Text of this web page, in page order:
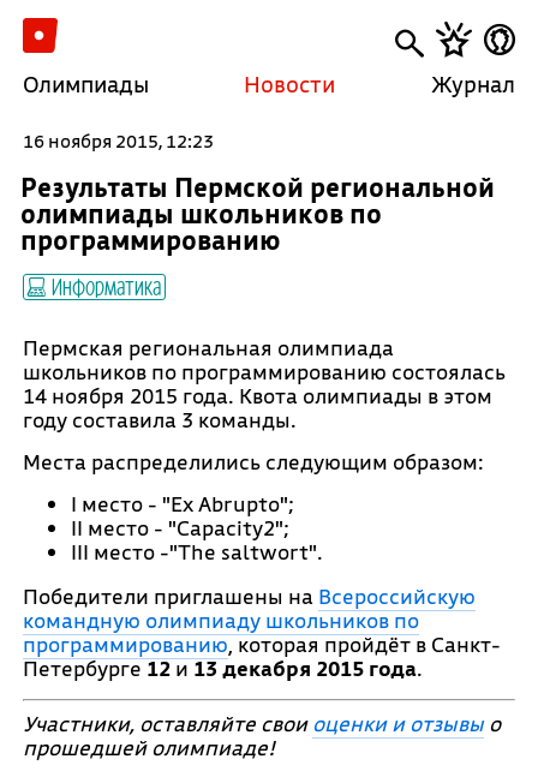
Олимпиады Новости Журнал
16 ноября 2015, 12:23
Результаты Пермской региональной
олимпиады школьников по
программированию
Информатика
Пермская региональная олимпиада
школьников по программированию состоялась
14 ноября 2015 года. Квота олимпиады в этом
году составила 3 команды.
Места распределились следующим образом:
I место - "Ex Abrupto";
II место - "Capacity2";
III место -"The saltwort".
Победители приглашены на Всероссийскую
командную олимпиаду школьников по
программированию, которая пройдёт в Санкт-
Петербурге12и13 декабря 2015 года.
Участники, оставляйте своиоценки и отзывыо
прошедшей олимпиаде!